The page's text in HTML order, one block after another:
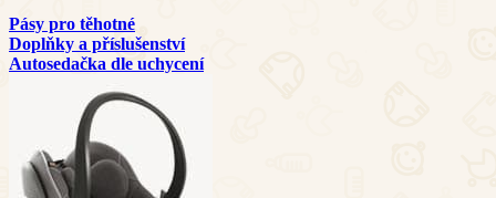
Pásy pro těhotné
Doplňky a příslušenství
Autosedačka dle uchycení